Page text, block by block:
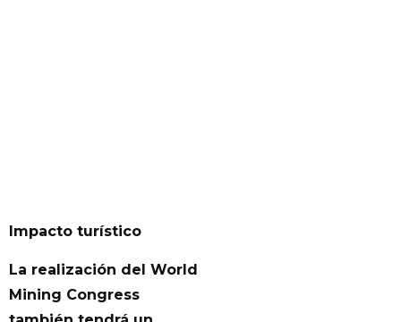
Impacto turístico
La realización del World
Mining Congress